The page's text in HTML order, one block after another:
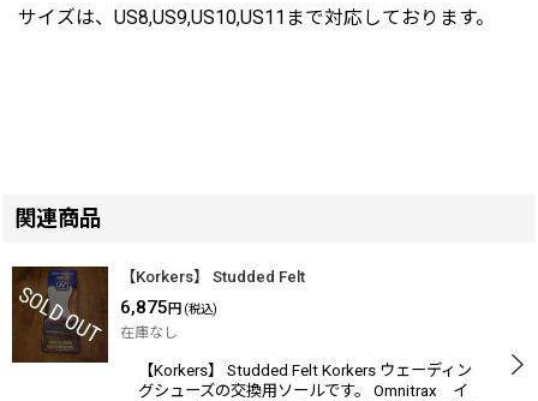
サイズは、US8,US9,US10,US11まで対応しております。
関連商品
【Korkers】 Studded Felt
6,875 円 (税込)
在庫なし
【Korkers】 Studded Felt Korkers ウェーディン
グシューズの交換用ソールです。 Omnitrax イ